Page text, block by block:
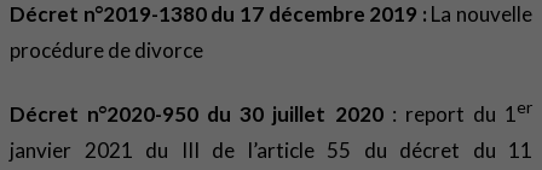
Décret n°2019-1380 du 17 décembre 2019 : La nouvelle
procédure de divorce
Décret n°2020-950 du 30 juillet 2020 : report du 1 er
janvier 2021 du III de l’article 55 du décret du 11